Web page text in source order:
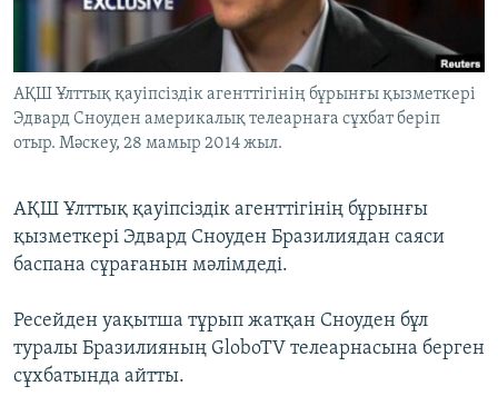
ЖАЗЫЛЫҢЫЗ
Басқа тілдерде
АҚШ Ұлттық қауіпсіздік агенттігінің бұрынғы қызметкері
Эдвард Сноуден америкалық телеарнаға сұхбат беріп
отыр. Мәскеу, 28 мамыр 2014 жыл.
АҚШ Ұлттық қауіпсіздік агенттігінің бұрынғы
қызметкері Эдвард Сноуден Бразилиядан саяси
баспана сұрағанын мәлімдеді.
Ресейден уақытша тұрып жатқан Сноуден бұл
туралы Бразилияның GloboTV телеарнасына берген
сұхбатында айтты.